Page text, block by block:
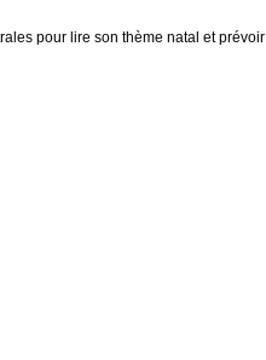
pour lire son thème natal et